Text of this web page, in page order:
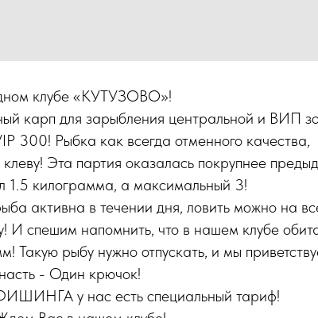
клубе «КУТУЗОВО»!
карп для зарыбления центральной и ВИП
300! Рыбка как всегда отменного качества,
Эта партия оказалась покрупнее
1.5 килограмма, а максимальный 3!
активна в течении дня, ловить можно на
И спешим напомнить, что в нашем клубе
Такую рыбу нужно отпускать, и мы
- Один крючок!
у нас есть специальный тариф!